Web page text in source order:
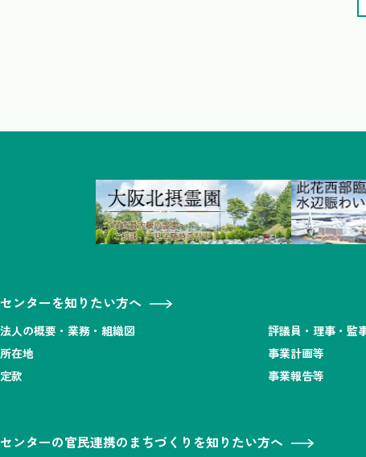
センターを知りたい方へ
法人の概要・業務・組織図 評議員・理事・監
所在地
事業計画等
定款
事業報告等
センターの官民連携のまちづくりを知りたい方へ